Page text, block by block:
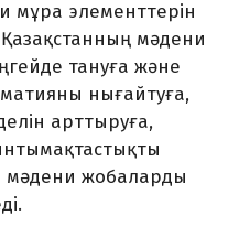
мұра элементтерін
Қазақстанның мәдени
тануға және
нығайтуға,
арттыруға,
мәдени жобаларды